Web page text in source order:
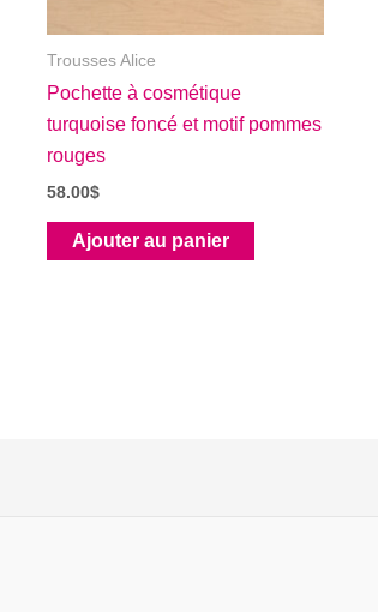
Trousses Alice
Pochette à cosmétique
turquoise foncé et motif pommes
rouges
58.00$
Ajouter au panier